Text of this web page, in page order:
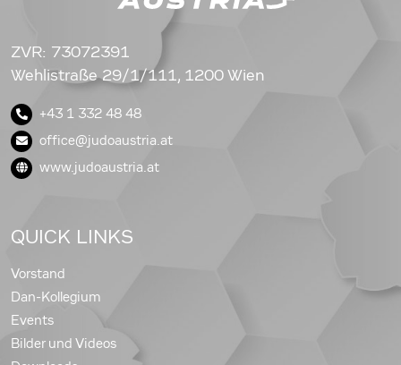
ZVR: 73072391
Wehlistraße 29/1/111, 1200 Wien
+43 1 332 48 48
office@judoaustria.at
www.judoaustria.at
QUICK LINKS
Vorstand
Dan-Kollegium
Events
Bilder und Videos